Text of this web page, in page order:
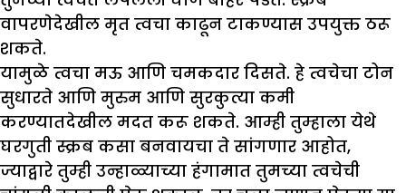
वापरणेदेखील मृत त्वचा काढून टाकण्यास उपयुक्त ठरू
शकते.
यामुळे त्वचा मऊ आणि चमकदार दिसते. हे त्वचेचा टोन
सुधारते आणि मुरुम आणि सुरकुत्या कमी
करण्यातदेखील मदत करू शकते. आम्ही तुम्हाला येथे
घरगुती स्क्रब कसा बनवायचा ते सांगणार आहोत,
ज्याद्वारे तुम्ही उन्हाळ्याच्या हंगामात तुमच्या त्वचेची